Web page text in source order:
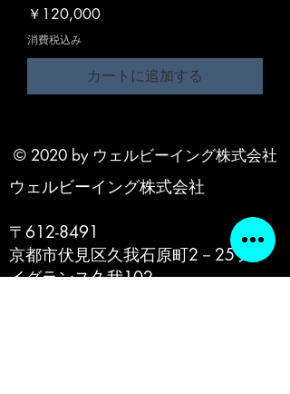
価格
￥120,000
消費税込み
カートに追加する
© 2020 by ウェルビーイング株式会社
ウェルビーイング株式会社
〒612-8491
京都市伏見区久我石原町2－25フレ
イグランス久我102